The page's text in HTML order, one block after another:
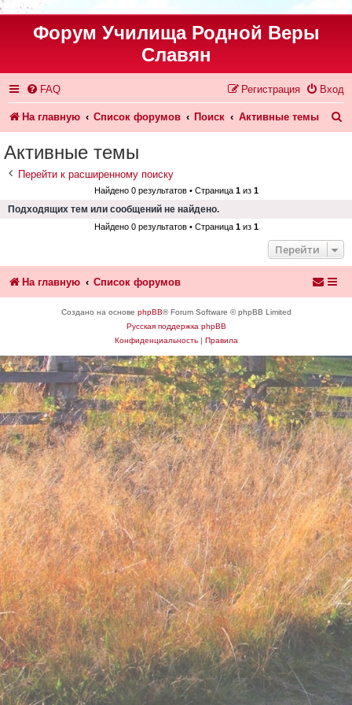
Форум Училища Родной Веры
Славян
FAQ Вход
Регистрация
На главную Список форумов Поиск Активные темы
Активные темы
Перейти к расширенному поиску
Найдено 0 результатов • Страница 1из 1
Подходящих тем или сообщений не найдено.
Найдено 0 результатов • Страница 1из 1
Перейти
На главную Список форумов
Создано на основе phpBB® Forum Software © phpBB Limited
Русская поддержка phpBB
Конфиденциальность| Правила